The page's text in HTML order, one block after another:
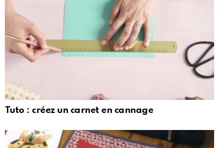
Tuto : créez un carnet en cannage